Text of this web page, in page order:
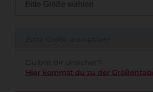
Bitte Größe auswählen!
Du bist dir unsicher?
Hier kommst du zu der